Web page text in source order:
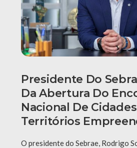
Presidente Do
Da Abertura Do
Nacional De
Territórios
O presidente do Sebrae, Rodrigo